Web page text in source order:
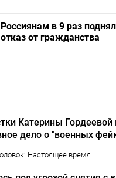
Россиянам в 9 раз
отказ от гражданства